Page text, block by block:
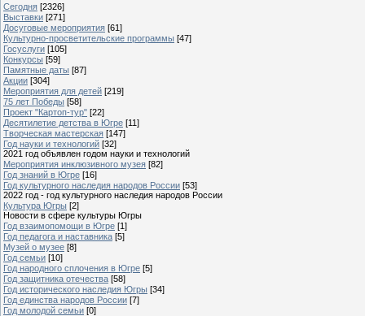
Сегодня [2326]
Выставки [271]
Досуговые мероприятия [61]
Культурно-просветительские программы [47]
Госуслуги [105]
Конкурсы [59]
Памятные даты [87]
Акции [304]
Мероприятия для детей [219]
75 лет Победы [58]
Проект "Картоп-тур" [22]
Десятилетие детства в Югре [11]
Творческая мастерская [147]
Год науки и технологий [32]
2021 год объявлен годом науки и технологий
Мероприятия инклюзивного музея [82]
Год знаний в Югре [16]
Год культурного наследия народов России [53]
2022 год - год культурного наследия народов России
Культура Югры [2]
Новости в сфере культуры Югры
Год взаимопомощи в Югре [1]
Год педагога и наставника [5]
Музей о музее [8]
Год семьи [10]
Год народного сплочения в Югре [5]
Год защитника отечества [58]
Год исторического наследия Югры [34]
Год единства народов России [7]
Год молодой семьи [0]